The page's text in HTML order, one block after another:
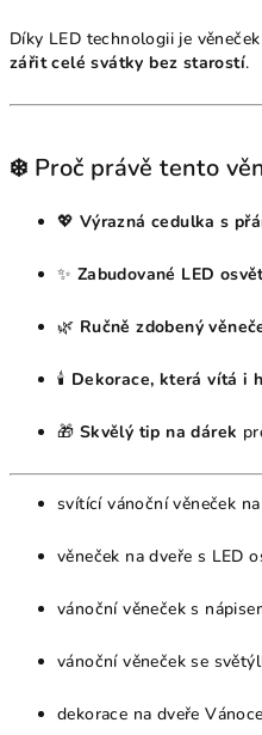
Díky LED technologii je věneček
zářit celé svátky bez starostí.
❄️ Proč právě tento
💖 Výrazná cedulka s
✨ Zabudované LED
🌿 Ručně zdobený
🕯 Dekorace, která vítá i
🎁 Skvělý tip na dárek
svítící vánoční věneček
věneček na dveře s LED
vánoční věneček s
vánoční věneček se
dekorace na dveře Vánoce